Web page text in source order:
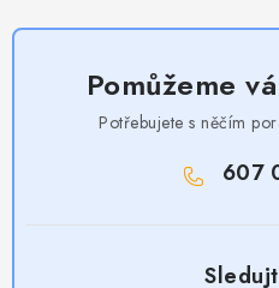
Pomůžeme
Potřebujete s něčím
607